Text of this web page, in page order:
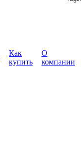
Как
купить
О
компании